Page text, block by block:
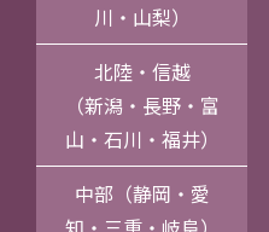
川・山梨）
北陸・信越
（新潟・長野・富
山・石川・福井）
中部（静岡・愛